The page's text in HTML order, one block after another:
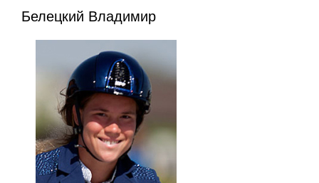
Белецкий Владимир